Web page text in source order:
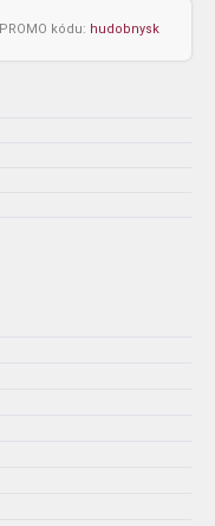
kódu: hudobnysk